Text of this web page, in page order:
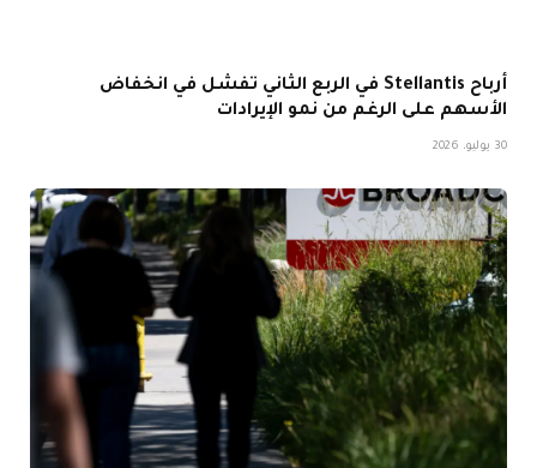
أرباح Stellantis في الربع الثاني تفشل في انخفاض
الأسهم على الرغم من نمو الإيرادات
30 يوليو، 2026